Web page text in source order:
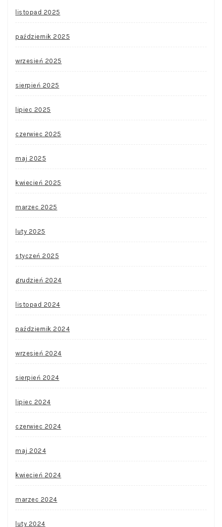
listopad 2025
październik 2025
wrzesień 2025
sierpień 2025
lipiec 2025
czerwiec 2025
maj 2025
kwiecień 2025
marzec 2025
luty 2025
styczeń 2025
grudzień 2024
listopad 2024
październik 2024
wrzesień 2024
sierpień 2024
lipiec 2024
czerwiec 2024
maj 2024
kwiecień 2024
marzec 2024
luty 2024